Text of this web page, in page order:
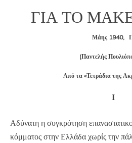
ΓΙΑ ΤΟ
Μάης 1940,
(Παντελής
Από τα «Τετράδια της
Ι
Αδύνατη η συγκρότηση
κόμματος στην Ελλάδα χωρίς την